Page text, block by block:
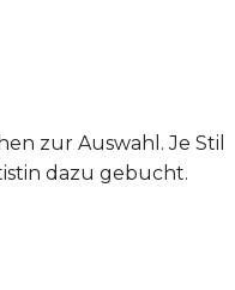
zur Auswahl. Je Stil
dazu gebucht.